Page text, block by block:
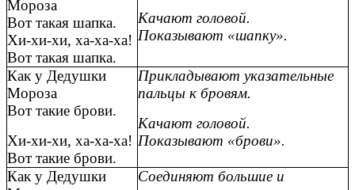
Мороза
Вот такая шапка.
Хи-хи-хи, ха-ха-ха!
Вот такая шапка.
Качают головой.
Показывают «шапку».
Как у Дедушки
Мороза
Вот такие брови.
Хи-хи-хи, ха-ха-ха!
Вот такие брови.
Прикладывают указательные
пальцы к бровям.
Качают головой.
Показывают «брови».
Как у Дедушки
Соединяют большие и